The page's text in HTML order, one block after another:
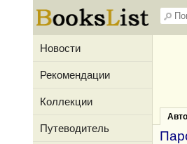
Новости
Рекомендации
Коллекции
Путеводитель